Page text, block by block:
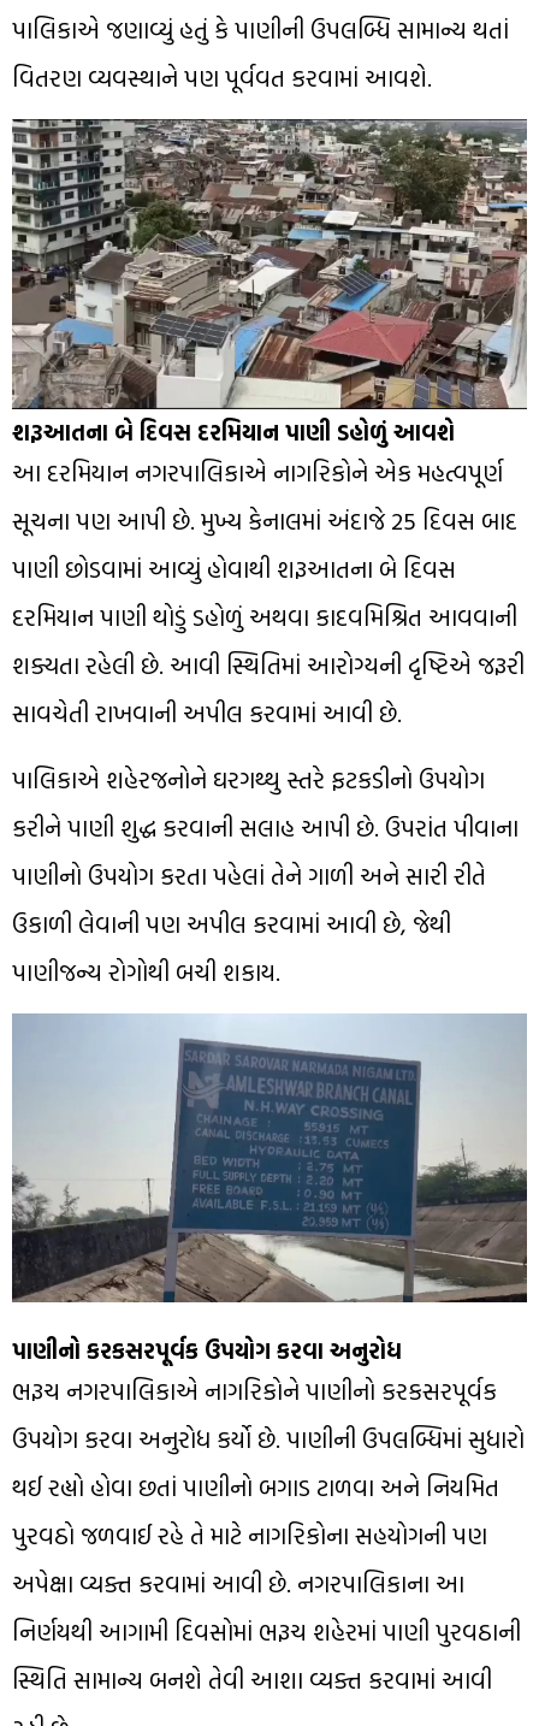
પાલિકાએ જણાવ્યું હતું કે પાણીની ઉપલબ્ધિ સામાન્ય થતાં
વિતરણ વ્યવસ્થાને પણ પૂર્વવત કરવામાં આવશે.
શરૂઆતના બે દિવસ દરમિયાન પાણી ડહોળું આવશે
આ દરમિયાન નગરપાલિકાએ નાગરિકોને એક મહત્વપૂર્ણ
સૂચના પણ આપી છે. મુખ્ય કેનાલમાં અંદાજે 25 દિવસ બાદ
પાણી છોડવામાં આવ્યું હોવાથી શરૂઆતના બે દિવસ
દરમિયાન પાણી થોડું ડહોળું અથવા કાદવમિશ્રિત આવવાની
શક્યતા રહેલી છે. આવી સ્થિતિમાં આરોગ્યની દૃષ્ટિએ જરૂરી
સાવચેતી રાખવાની અપીલ કરવામાં આવી છે.
પાલિકાએ શહેરજનોને ઘરગથ્થુ સ્તરે ફટકડીનો ઉપયોગ
કરીને પાણી શુદ્ધ કરવાની સલાહ આપી છે. ઉપરાંત પીવાના
પાણીનો ઉપયોગ કરતા પહેલાં તેને ગાળી અને સારી રીતે
ઉકાળી લેવાની પણ અપીલ કરવામાં આવી છે, જેથી
પાણીજન્ય રોગોથી બચી શકાય.
પાણીનો કરકસરપૂર્વક ઉપયોગ કરવા અનુરોધ
ભરૂચ નગરપાલિકાએ નાગરિકોને પાણીનો કરકસરપૂર્વક
ઉપયોગ કરવા અનુરોધ કર્યો છે. પાણીની ઉપલબ્ધિમાં સુધારો
થઈ રહ્યો હોવા છતાં પાણીનો બગાડ ટાળવા અને નિયમિત
પુરવઠો જળવાઈ રહે તે માટે નાગરિકોના સહયોગની પણ
અપેક્ષા વ્યક્ત કરવામાં આવી છે. નગરપાલિકાના આ
નિર્ણયથી આગામી દિવસોમાં ભરૂચ શહેરમાં પાણી પુરવઠાની
સ્થિતિ સામાન્ય બનશે તેવી આશા વ્યક્ત કરવામાં આવી